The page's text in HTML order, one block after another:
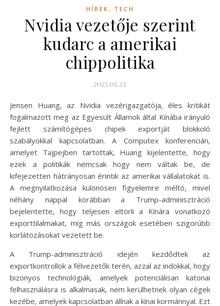
HÍREK, TECH
Nvidia vezetője szerint
kudarc a amerikai
chippolitika
2025.05.23.
Jensen Huang, az Nvidia vezérigazgatója, éles kritikát
fogalmazott meg az Egyesült Államok által Kínába irányuló
fejlett számítógépes chipek exportját blokkoló
szabályokkal kapcsolatban. A Computex konferencián,
amelyet Tajpejben tartottak, Huang kijelentette, hogy
ezek a politikák nemcsak hogy nem váltak be, de
kifejezetten hátrányosan érintik az amerikai vállalatokat is.
A megnyilatkozása különösen figyelemre méltó, mivel
néhány nappal korábban a Trump-adminisztráció
bejelentette, hogy teljesen eltörli a Kínára vonatkozó
exporttilalmakat, míg más országok esetében szigorúbb
korlátozásokat vezetett be.
A Trump-adminisztráció idején kezdődtek az
exportkontrollok a félvezetők terén, azzal az indokkal, hogy
bizonyos technológiák, amelyek potenciálisan katonai
felhasználásra is alkalmasak, nem kerülhetnek olyan cégek
kezébe, amelyek kapcsolatban állnak a kínai kormánnyal. Ezt